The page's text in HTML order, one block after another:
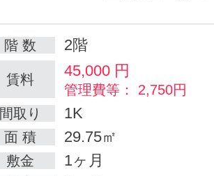
階 数 2階
賃料 45,000 円
管理費等： 2,750円
間取り
1K
面 積 29.75㎡
敷金 1ヶ月